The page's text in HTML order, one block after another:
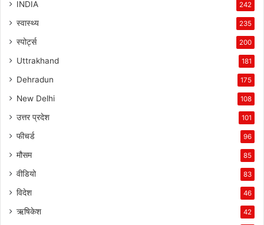
INDIA 242
स्वास्थ्य 235
स्पोर्ट्स 200
Uttrakhand 181
Dehradun 175
New Delhi 108
उत्तर प्रदेश 101
फीचर्ड 96
मौसम 85
वीडियो 83
विदेश 46
ऋषिकेश 42